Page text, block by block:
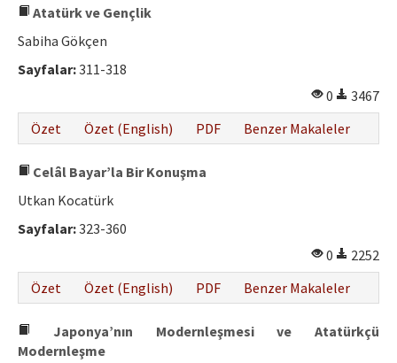
Atatürk ve Gençlik
Sabiha Gökçen
Sayfalar:311-318
0
3467
Özet
Özet (English) PDF Benzer Makaleler
Celâl Bayar’la Bir Konuşma
Utkan Kocatürk
Sayfalar:323-360
0
2252
Özet
Özet (English) PDF Benzer Makaleler
Japonya’nın Modernleşmesi ve Atatürkçü
Modernleşme